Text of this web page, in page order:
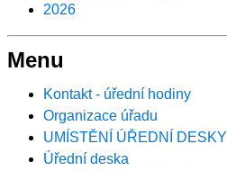
2026
Menu
Kontakt - úřední hodiny
Organizace úřadu
UMÍSTĚNÍ ÚŘEDNÍ DESKY
Úřední deska